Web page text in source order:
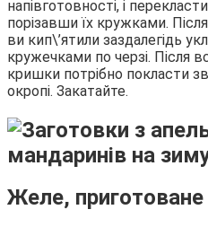
напівготовності, і
порізавши їх кружками.
ви кип\’ятили заздалегідь
кружечками по черзі. Після
кришки потрібно покласти
окропі. Закатайте.
Желе, приготоване